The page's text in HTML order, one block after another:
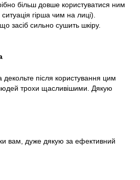
більш довше користуватися ним
гірша чим на лиці).
засіб сильно сушить шкіру.
декольте після користування цим
трохи щасливішими. Дякую
вам, дуже дякую за ефективний